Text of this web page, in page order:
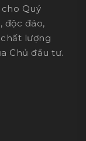
Quý
độc đáo,
lượng
Chủ đầu tư.